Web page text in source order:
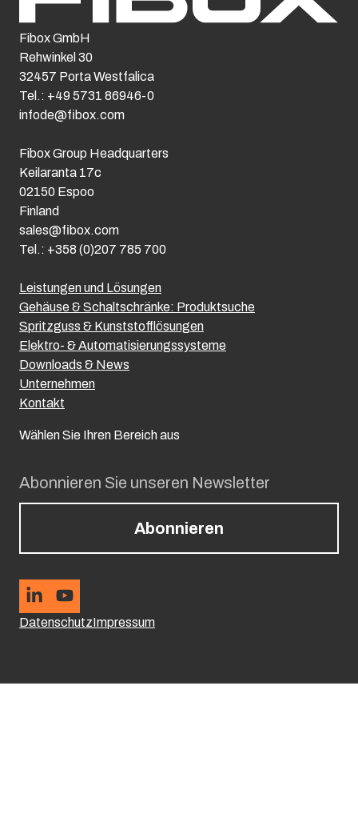
Abonnieren Sie unseren Newsletter
Abonnieren
DatenschutzImpressum
Leistungen und Lösungen
Gehäuse & Schaltschränke: Produktsuche
Spritzguss & Kunststofflösungen
Elektro- & Automatisierungssysteme
Downloads & News
Unternehmen
Kontakt
Wählen Sie Ihren Bereich aus
Fibox GmbH
Rehwinkel 30
32457 Porta Westfalica
Tel.: +49 5731 86946-0
infode@fibox.com
Fibox Group Headquarters
Keilaranta 17c
02150 Espoo
Finland
sales@fibox.com
Tel.: +358 (0)207 785 700